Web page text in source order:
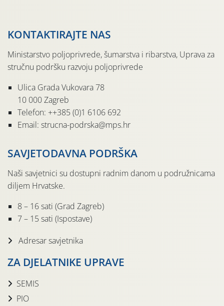
KONTAKTIRAJTE NAS
Ministarstvo poljoprivrede, šumarstva i ribarstva, Uprava za
stručnu podršku razvoju poljoprivrede
Ulica Grada Vukovara 78
10 000 Zagreb
Telefon: ++385 (0)1 6106 692
Email: strucna-podrska@mps.hr
SAVJETODAVNA PODRŠKA
Naši savjetnici su dostupni radnim danom u podružnicama
diljem Hrvatske.
8 – 16 sati (Grad Zagreb)
7 – 15 sati (Ispostave)
Adresar savjetnika
ZA DJELATNIKE UPRAVE
SEMIS
PIO